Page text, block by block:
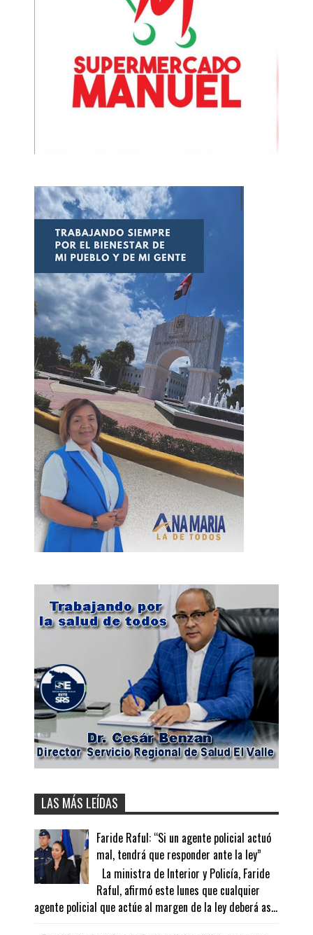
LAS MÁS LEÍDAS
Faride Raful: “Si un agente policial actuó
mal, tendrá que responder ante la ley”
La ministra de Interior y Policía, Faride
Raful, afirmó este lunes que cualquier
agente policial que actúe al margen de la ley deberá as...